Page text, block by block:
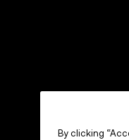
By clicking